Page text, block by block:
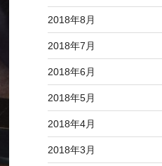
2018年8月
2018年7月
2018年6月
2018年5月
2018年4月
2018年3月